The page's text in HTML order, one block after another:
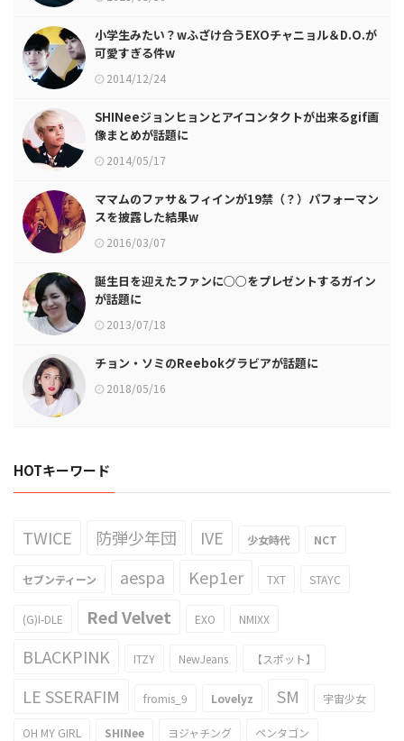
小学生みたい？wふざけ合うEXOチャニョル＆D.O.が
可愛すぎる件w
2014/12/24
SHINeeジョンヒョンとアイコンタクトが出来るgif画
像まとめが話題に
2014/05/17
ママムのファサ＆フィインが19禁（？）パフォーマン
スを披露した結果w
2016/03/07
誕生日を迎えたファンに○○をプレゼントするガイン
が話題に
2013/07/18
チョン・ソミのReebokグラビアが話題に
2018/05/16
HOTキーワード
TWICE 防弾少年団 IVE 少女時代 NCT
セブンティーン aespa Kep1er TXT STAYC
(G)I-DLE Red Velvet EXO NMIXX
BLACKPINK ITZY NewJeans 【スポット】
LE SSERAFIM fromis_9 Lovelyz SM 宇宙少女
OH MY GIRL SHINee ヨジャチング ペンタゴン